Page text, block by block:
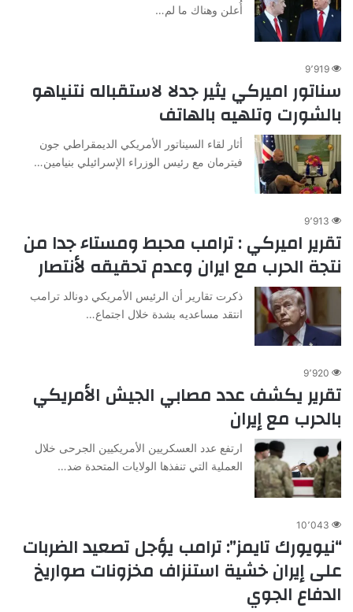
أُعلن وهناك ما لم…
9٬919
سناتور اميركي يثير جدلا لاستقباله نتنياهو
بالشورت وتلهيه بالهاتف
أثار لقاء السيناتور الأمريكي الديمقراطي جون
فيترمان مع رئيس الوزراء الإسرائيلي بنيامين…
9٬913
تقرير اميركي : ترامب محبط ومستاء جدا من
نتجة الحرب مع ايران وعدم تحقيقه لأنتصار
ذكرت تقارير أن الرئيس الأمريكي دونالد ترامب
انتقد مساعديه بشدة خلال اجتماع…
9٬920
تقرير يكشف عدد مصابي الجيش الأمريكي
بالحرب مع إيران
ارتفع عدد العسكريين الأمريكيين الجرحى خلال
العملية التي تنفذها الولايات المتحدة ضد…
10٬043
“نيويورك تايمز”: ترامب يؤجل تصعيد الضربات
على إيران خشية استنزاف مخزونات صواريخ
الدفاع الجوي